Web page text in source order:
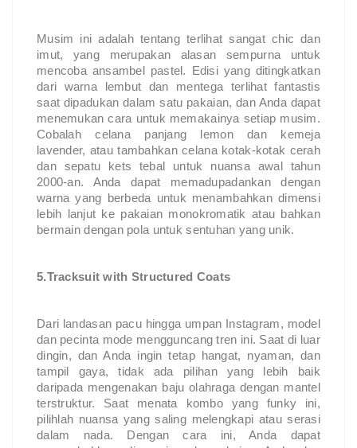
Musim ini adalah tentang terlihat sangat chic dan
imut, yang merupakan alasan sempurna untuk
mencoba ansambel pastel. Edisi yang ditingkatkan
dari warna lembut dan mentega terlihat fantastis
saat dipadukan dalam satu pakaian, dan Anda dapat
menemukan cara untuk memakainya setiap musim.
Cobalah celana panjang lemon dan kemeja
lavender, atau tambahkan celana kotak-kotak cerah
dan sepatu kets tebal untuk nuansa awal tahun
2000-an. Anda dapat memadupadankan dengan
warna yang berbeda untuk menambahkan dimensi
lebih lanjut ke pakaian monokromatik atau bahkan
bermain dengan pola untuk sentuhan yang unik.
5.Tracksuit with Structured Coats
Dari landasan pacu hingga umpan Instagram, model
dan pecinta mode mengguncang tren ini. Saat di luar
dingin, dan Anda ingin tetap hangat, nyaman, dan
tampil gaya, tidak ada pilihan yang lebih baik
daripada mengenakan baju olahraga dengan mantel
terstruktur. Saat menata kombo yang funky ini,
pilihlah nuansa yang saling melengkapi atau serasi
dalam nada. Dengan cara ini, Anda dapat